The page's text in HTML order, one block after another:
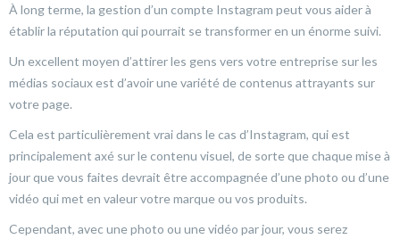
À long terme, la gestion d’un compte Instagram peut vous aider à
établir la réputation qui pourrait se transformer en un énorme suivi.
Un excellent moyen d’attirer les gens vers votre entreprise sur les
médias sociaux est d’avoir une variété de contenus attrayants sur
votre page.
Cela est particulièrement vrai dans le cas d’Instagram, qui est
principalement axé sur le contenu visuel, de sorte que chaque mise à
jour que vous faites devrait être accompagnée d’une photo ou d’une
vidéo qui met en valeur votre marque ou vos produits.
Cependant, avec une photo ou une vidéo par jour, vous serez